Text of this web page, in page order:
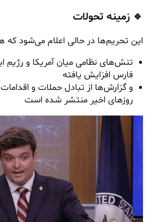
🔹 زمینه تحولات
این تحریم‌ها در حالی اعلام می‌شود که
تنش‌های نظامی میان آمریکا و رژیم
فارس افزایش یافته
و گزارش‌ها از تبادل حملات و
روزهای اخیر منتشر شده است